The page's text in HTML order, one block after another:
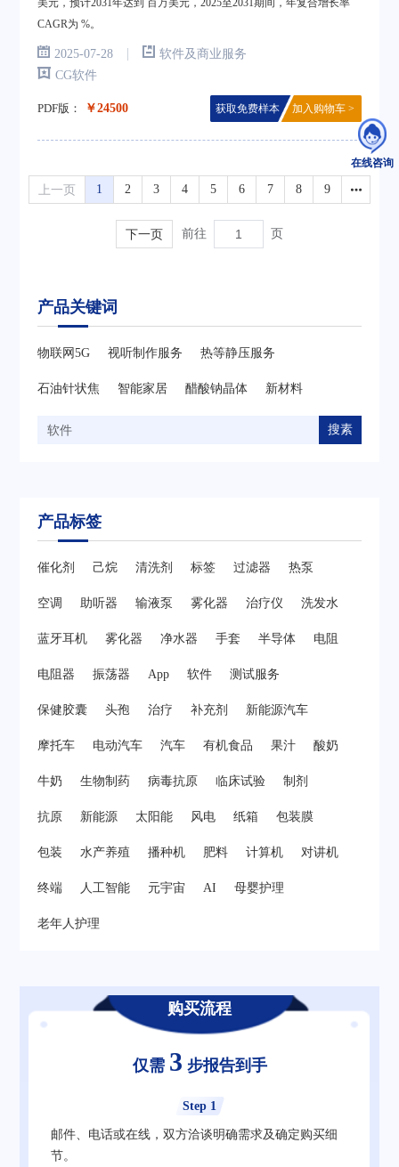
在线咨询
美元，预计2031年达到 百万美元，2025至2031期间，年复合增长率
CAGR为 %。
2025-07-28 |
软件及商业服务
CG软件
PDF版： ￥24500 获取免费样本 加入购物车 >
上一页 1 2 3 4 5 6 7 8 9
下一页 前往 页
产品关键词
物联网5G 视听制作服务 热等静压服务
石油针状焦 智能家居 醋酸钠晶体 新材料
搜素
产品标签
催化剂 己烷 清洗剂 标签 过滤器 热泵
空调 助听器 输液泵 雾化器 治疗仪 洗发水
蓝牙耳机 雾化器 净水器 手套 半导体 电阻
电阻器 振荡器 App 软件 测试服务
保健胶囊 头孢 治疗 补充剂 新能源汽车
摩托车 电动汽车 汽车 有机食品 果汁 酸奶
牛奶 生物制药 病毒抗原 临床试验 制剂
抗原 新能源 太阳能 风电 纸箱 包装膜
包装 水产养殖 播种机 肥料 计算机 对讲机
终端 人工智能 元宇宙 AI 母婴护理
老年人护理
购买流程
仅需 3 步报告到手
Step 1
邮件、电话或在线，双方洽谈明确需求及确定购买细
节。